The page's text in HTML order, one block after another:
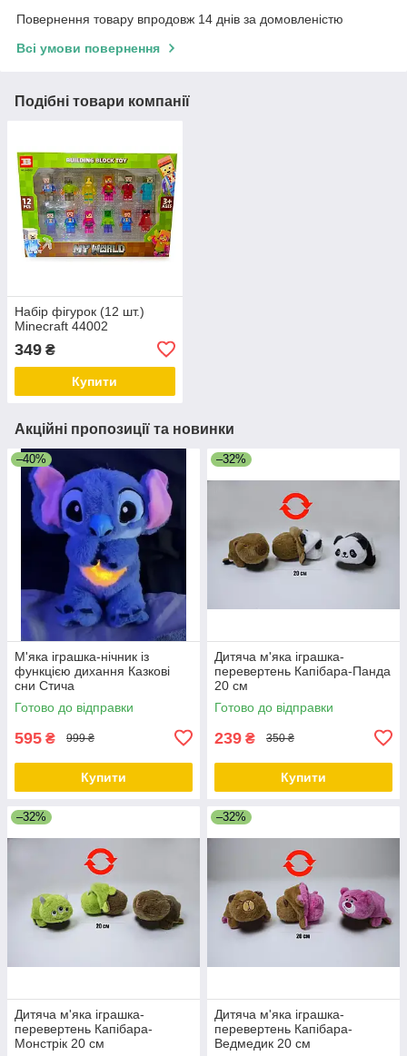
Повернення товару впродовж 14 днів за домовленістю
Всі умови повернення
Подібні товари компанії
Набір фігурок (12 шт.)
Minecraft 44002
349 ₴
Купити
Акційні пропозиції та новинки
–40%
М'яка іграшка-нічник із
функцією дихання Казкові
сни Стича
Готово до відправки
595 ₴ 999 ₴
Купити
–32%
Дитяча м'яка іграшка-
перевертень Капібара-Панда
20 см
Готово до відправки
239 ₴ 350 ₴
Купити
–32%
Дитяча м'яка іграшка-
перевертень Капібара-
Монстрік 20 см
–32%
Дитяча м'яка іграшка-
перевертень Капібара-
Ведмедик 20 см